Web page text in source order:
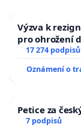
Výzva k
pro ohrožení
17 274 podpisů
Oznámení o
Petice za
7 podpisů